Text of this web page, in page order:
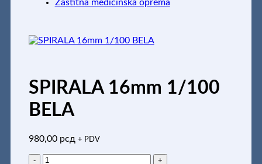
Zaštitna medicinska oprema
SPIRALA 16mm 1/100
BELA
980,00 рсд + PDV
SPIRALA